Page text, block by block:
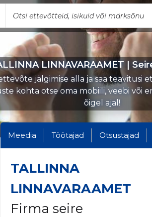
LINNAVARAAMET |
jälgimise alla ja saa teavitusi
kohta otse oma mobiili, veebi või
õigel ajal!
Meedia Töötajad Otsustajad
TALLINNA
LINNAVARAAMET
Firma seire